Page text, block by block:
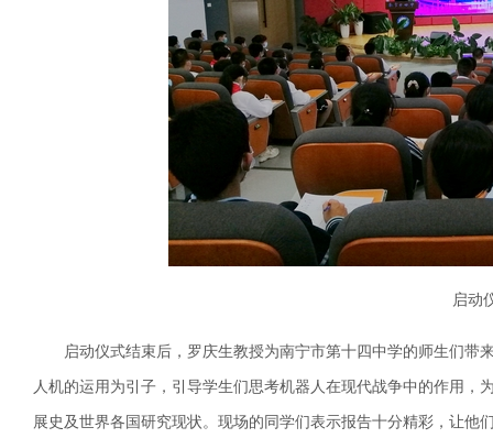
启动
启动仪式结束后，罗庆生教授为南宁市第十四中学的师生们带
人机的运用为引子，引导学生们思考机器人在现代战争中的作用
展史及世界各国研究现状。现场的同学们表示报告十分精彩，让他